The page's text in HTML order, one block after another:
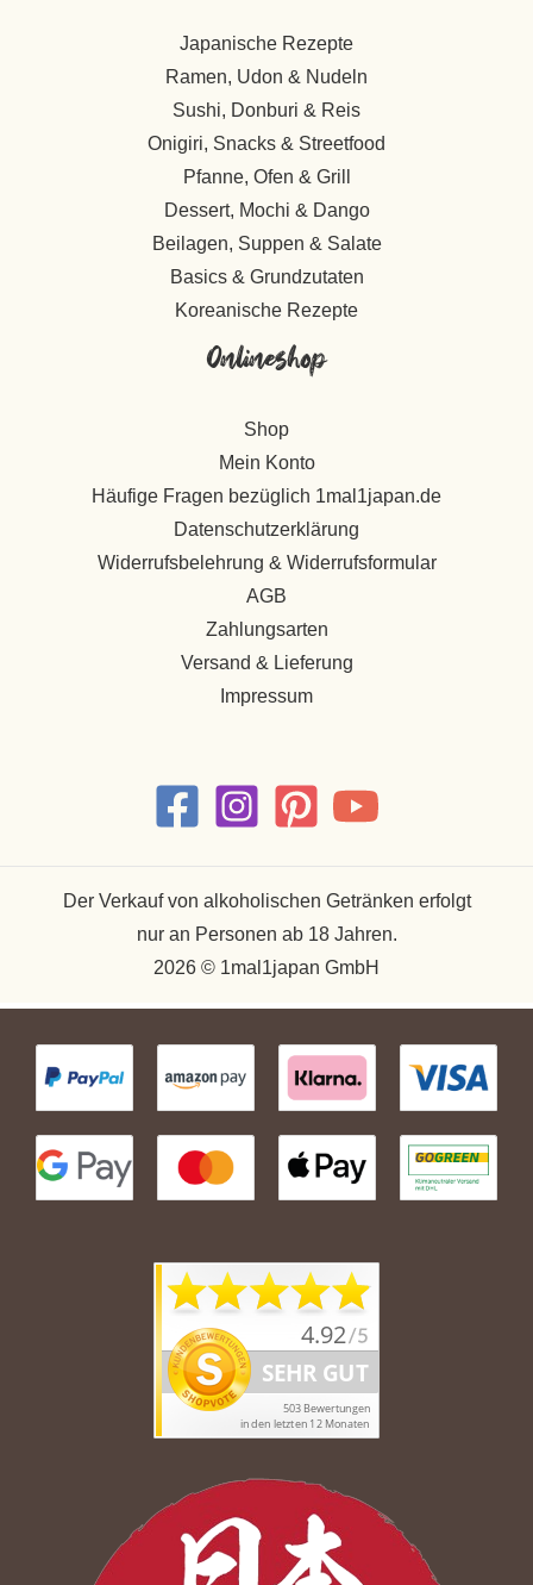
Japanische Rezepte
Ramen, Udon & Nudeln
Sushi, Donburi & Reis
Onigiri, Snacks & Streetfood
Pfanne, Ofen & Grill
Dessert, Mochi & Dango
Beilagen, Suppen & Salate
Basics & Grundzutaten
Koreanische Rezepte
Onlineshop
Shop
Mein Konto
Häufige Fragen bezüglich 1mal1japan.de
Datenschutzerklärung
Widerrufsbelehrung & Widerrufsformular
AGB
Zahlungsarten
Versand & Lieferung
Impressum
Der Verkauf von alkoholischen Getränken erfolgt
nur an Personen ab 18 Jahren.
2026 © 1mal1japan GmbH